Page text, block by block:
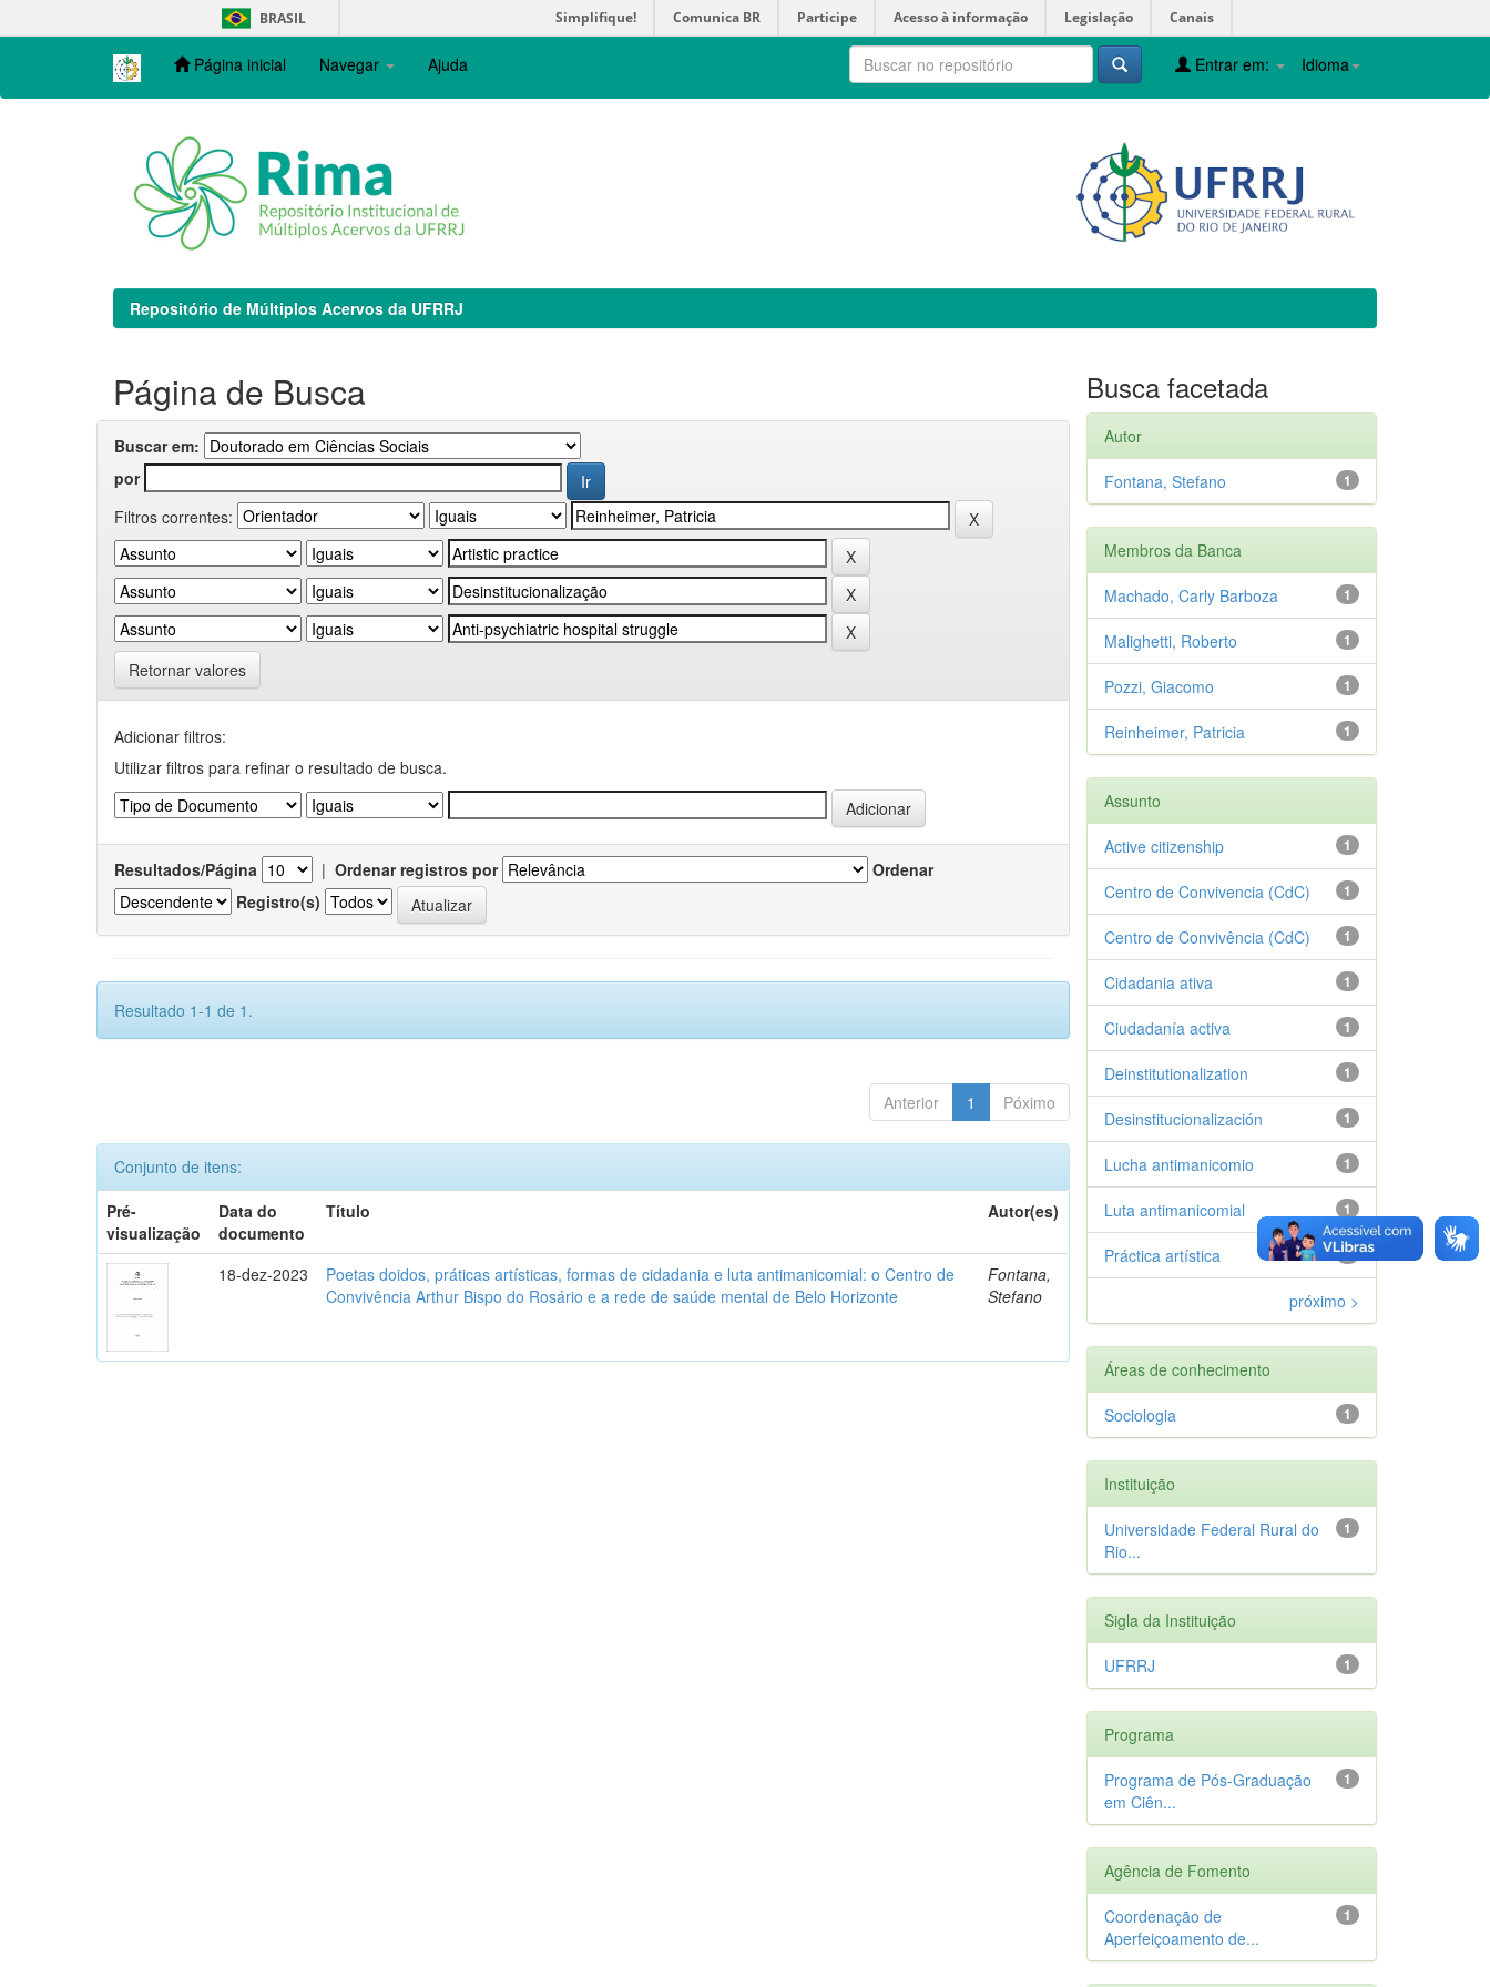
navigation
BRASIL Simplifique! Comunica BR Participe Acesso à informação Legislação Canais
Página inicial Navegar Ajuda Idioma
Entrar em:
Repositório de Múltiplos Acervos da UFRRJ
Página de Busca
Buscar em:
por
Filtros correntes:
Retornar valores
Adicionar filtros:
Utilizar filtros para refinar o resultado de busca.
Resultados/Página | Ordenar registros por
Ordenar
Registro(s)
Resultado 1-1 de 1.
Anterior 1 Póximo
Conjunto de itens:
Pré-
visualização
Data do
documento
Título Autor(es)
18-dez-2023
Poetas doidos, práticas artísticas, formas de cidadania e luta antimanicomial: o Centro de
Convivência Arthur Bispo do Rosário e a rede de saúde mental de Belo Horizonte
Fontana,
Stefano
Busca facetada
Autor
1
Fontana, Stefano
Membros da Banca
1
Machado, Carly Barboza
1
Malighetti, Roberto
1
Pozzi, Giacomo
1
Reinheimer, Patricia
Assunto
1
Active citizenship
1
Centro de Convivencia (CdC)
1
Centro de Convivência (CdC)
1
Cidadania ativa
1
Ciudadanía activa
1
Deinstitutionalization
1
Desinstitucionalización
1
Lucha antimanicomio
1
Luta antimanicomial
1
Práctica artística
próximo >
Áreas de conhecimento
1
Sociologia
Instituição
1
Universidade Federal Rural do
Rio...
Sigla da Instituição
1
UFRRJ
Programa
1
Programa de Pós-Graduação
em Ciên...
Agência de Fomento
1
Coordenação de
Aperfeiçoamento de...